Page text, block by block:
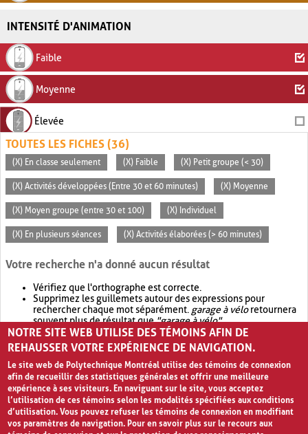
INTENSITÉ D'ANIMATION
Faible
Moyenne
Élevée
TOUTES LES FICHES (36)
(X) En classe seulement (X) Faible (X) Petit groupe (< 30)
(X) Activités développées (Entre 30 et 60 minutes) (X) Moyenne
(X) Moyen groupe (entre 30 et 100) (X) Individuel
(X) En plusieurs séances (X) Activités élaborées (> 60 minutes)
Votre recherche n'a donné aucun résultat
Vérifiez que l'orthographe est correcte.
Supprimez les guillemets autour des expressions pour
rechercher chaque mot séparément. garage à véloretournera
souvent plus de résultat que"garage à vélo".
Envisagez d'élargir votre recherche avec OR.garage OR vélo
retournera souvent plus de résultat quegarage à vélo
NOTRE SITE WEB UTILISE DES TÉMOINS AFIN DE
REHAUSSER VOTRE EXPÉRIENCE DE NAVIGATION.
Le site web de Polytechnique Montréal utilise des témoins de connexion
afin de recueillir des statistiques générales et offrir une meilleure
expérience à ses visiteurs. En naviguant sur le site, vous acceptez
l’utilisation de ces témoins selon les modalités spécifiées aux conditions
d’utilisation. Vous pouvez refuser les témoins de connexion en modifiant
vos paramètres de navigation. Pour en savoir plus sur le recours aux